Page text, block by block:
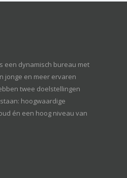
een dynamisch bureau met
jonge en meer ervaren
twee doelstellingen
hoogwaardige
én een hoog niveau van